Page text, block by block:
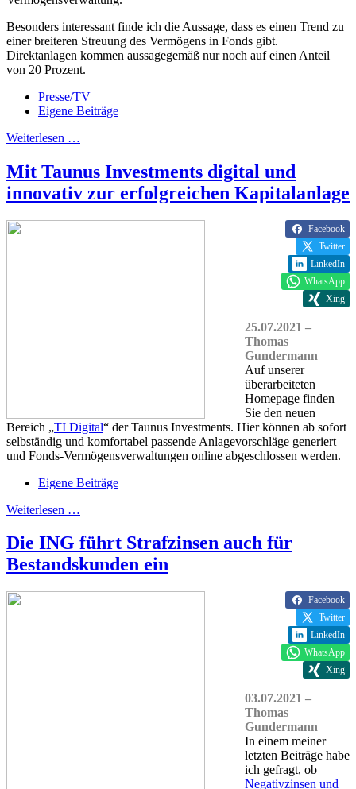
Besonders interessant finde ich die Aussage, dass es einen Trend zu
einer breiteren Streuung des Vermögens in Fonds gibt.
Direktanlagen kommen aussagegemäß nur noch auf einen Anteil
von 20 Prozent.
Presse/TV
Eigene Beiträge
Weiterlesen …
Mit Taunus Investments digital und
innovativ zur erfolgreichen Kapitalanlage
Facebook
Twitter
LinkedIn
WhatsApp
Xing
25.07.2021 –
Thomas
Gundermann
Auf unserer
überarbeiteten
Homepage finden
Sie den neuen
Bereich „TI Digital“ der Taunus Investments. Hier können ab sofort
selbständig und komfortabel passende Anlagevorschläge generiert
und Fonds-Vermögensverwaltungen online abgeschlossen werden.
Eigene Beiträge
Weiterlesen …
Die ING führt Strafzinsen auch für
Bestandskunden ein
Facebook
Twitter
LinkedIn
WhatsApp
Xing
03.07.2021 –
Thomas
Gundermann
In einem meiner
letzten Beiträge habe
ich gefragt, ob
Negativzinsen und